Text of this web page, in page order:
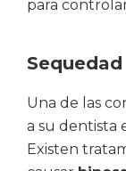
para
Una de las
a su dentista
Existen